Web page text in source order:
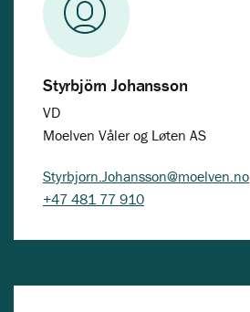
Styrbjörn Johansson
VD
Moelven Våler og Løten AS
Styrbjorn.Johansson@moelven.no
+47 481 77 910